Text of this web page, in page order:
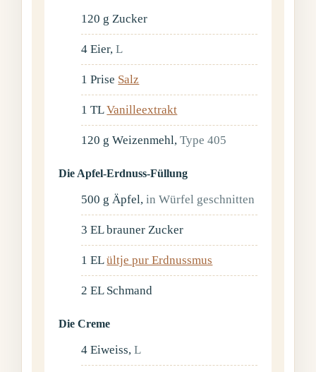
120 g Zucker
4 Eier,L
1 Prise Salz
1 TL Vanilleextrakt
120 g Weizenmehl,Type 405
Die Apfel-Erdnuss-Füllung
500 g Äpfel,in Würfel geschnitten
3 EL brauner Zucker
1 EL ültje pur Erdnussmus
2 EL Schmand
Die Creme
4 Eiweiss,L